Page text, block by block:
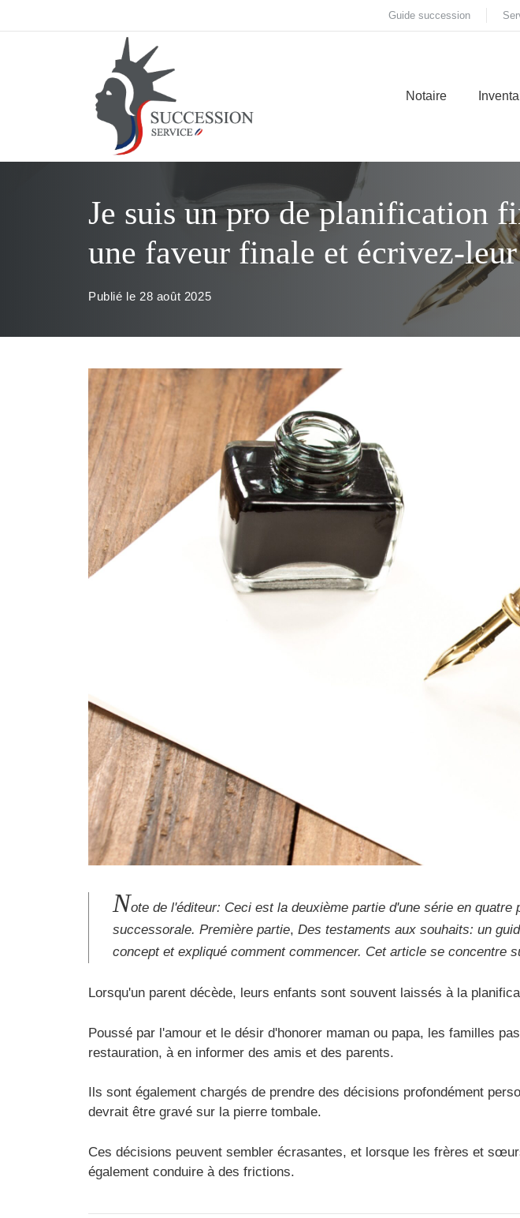
au
Guide succession
Notaire
Je suis un pro de planification
une faveur finale et écrivez-
Publié le 28 août 2025
Note de l'éditeur: Ceci est la deuxième partie d'une série en
successorale. Première partie, Des testaments aux souhaits: un
concept et expliqué comment commencer. Cet article se concentre
Lorsqu'un parent décède, leurs enfants sont souvent laissés à la
Poussé par l'amour et le désir d'honorer maman ou papa, les familles
restauration, à en informer des amis et des parents.
Ils sont également chargés de prendre des décisions profondément
devrait être gravé sur la pierre tombale.
Ces décisions peuvent sembler écrasantes, et lorsque les frères et
également conduire à des frictions.